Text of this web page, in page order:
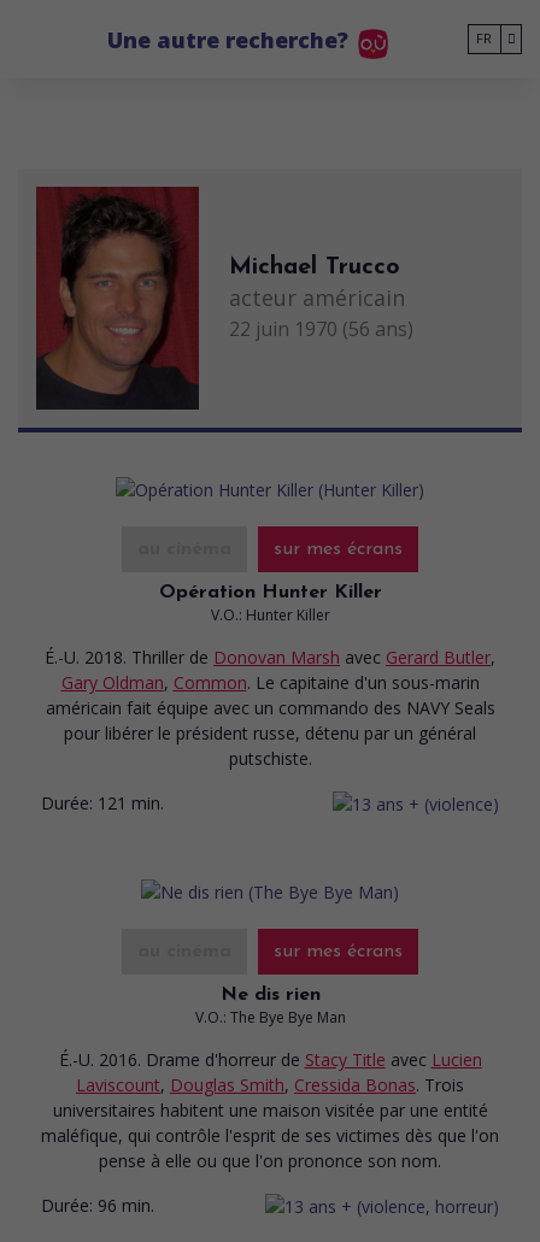
Une autre recherche? FR
Michael Trucco
acteur américain
22 juin 1970 (56 ans)
sur mes écrans
Opération Hunter Killer
V.O.: Hunter Killer
É.-U. 2018. Thriller de Donovan Marsh avec Gerard Butler,
Gary Oldman, Common. Le capitaine d'un sous-marin
américain fait équipe avec un commando des NAVY Seals
pour libérer le président russe, détenu par un général
putschiste.
Durée: 121 min.
sur mes écrans
Ne dis rien
V.O.: The Bye Bye Man
É.-U. 2016. Drame d'horreur de Stacy Title avec Lucien
Laviscount, Douglas Smith, Cressida Bonas. Trois
universitaires habitent une maison visitée par une entité
maléfique, qui contrôle l'esprit de ses victimes dès que l'on
pense à elle ou que l'on prononce son nom.
Durée: 96 min.